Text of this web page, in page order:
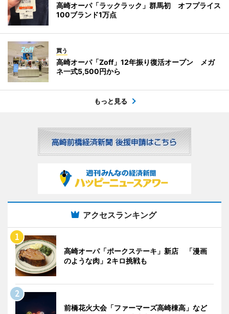
高崎オーパ「ラックラック」群馬初 オフプライス
100ブランド1万点
買う
高崎オーパ「Zoff」12年振り復活オープン メガ
ネ一式5,500円から
もっと見る
アクセスランキング
高崎オーパ「ポークステーキ」新店 「漫画
のような肉」2キロ挑戦も
前橋花火大会「ファーマーズ高崎棟高」など